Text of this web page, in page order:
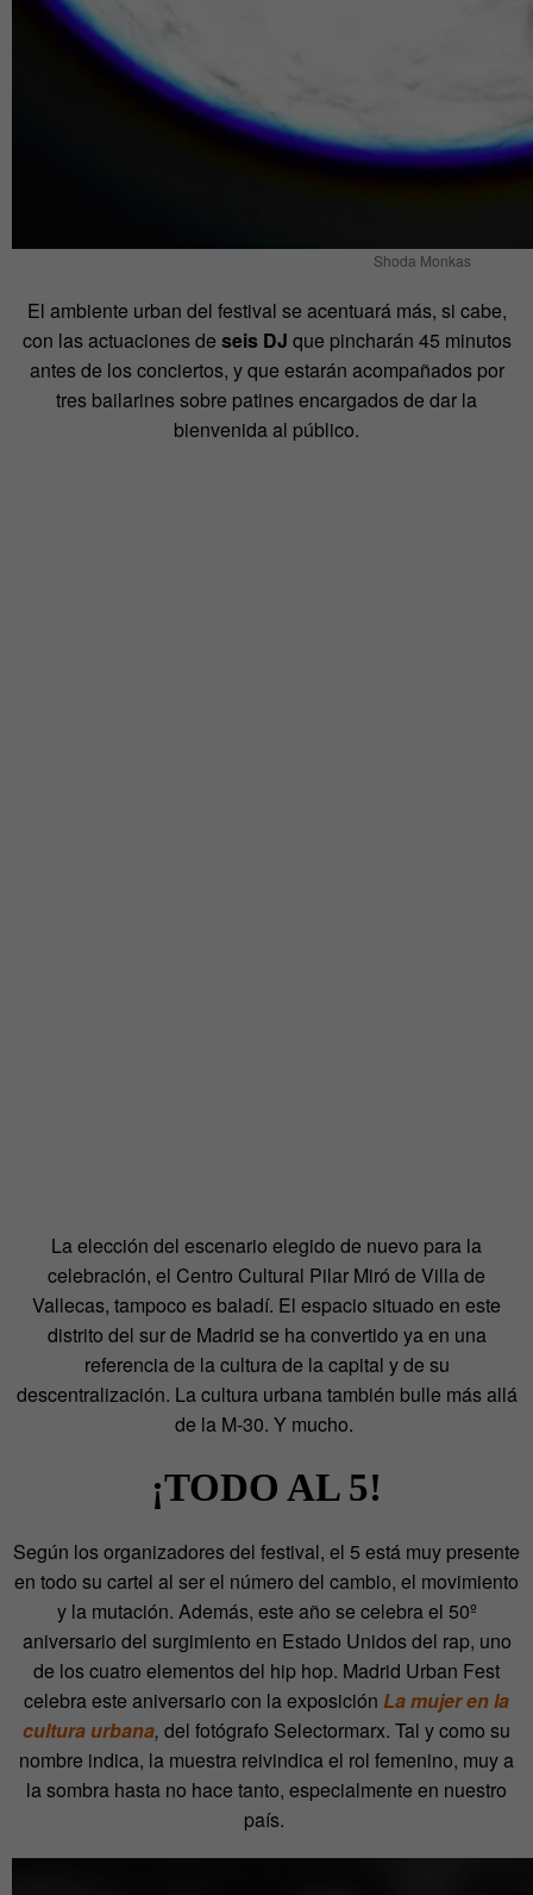
Shoda Monkas
El ambiente urban del festival se acentuará más, si cabe,
con las actuaciones de seis DJ que pincharán 45 minutos
antes de los conciertos, y que estarán acompañados por
tres bailarines sobre patines encargados de dar la
bienvenida al público.
La elección del escenario elegido de nuevo para la
celebración, el Centro Cultural Pilar Miró de Villa de
Vallecas, tampoco es baladí. El espacio situado en este
distrito del sur de Madrid se ha convertido ya en una
referencia de la cultura de la capital y de su
descentralización. La cultura urbana también bulle más allá
de la M-30. Y mucho.
¡TODO AL 5!
Según los organizadores del festival, el 5 está muy presente
en todo su cartel al ser el número del cambio, el movimiento
y la mutación. Además, este año se celebra el 50º
aniversario del surgimiento en Estado Unidos del rap, uno
de los cuatro elementos del hip hop. Madrid Urban Fest
celebra este aniversario con la exposición La mujer en la
cultura urbana, del fotógrafo Selectormarx. Tal y como su
nombre indica, la muestra reivindica el rol femenino, muy a
la sombra hasta no hace tanto, especialmente en nuestro
país.